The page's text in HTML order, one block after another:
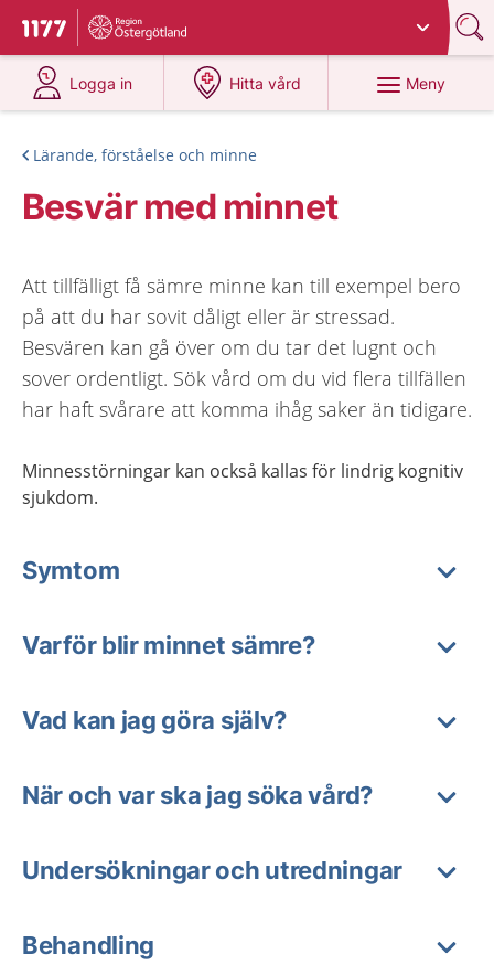
Till startsidan för 1177
Du har valt region
Logga in
på 1177.se
Hitta vård
på 1177.se
Meny
Lärande, förståelse och minne
Besvär med minnet
Att tillfälligt få sämre minne kan till exempel bero
på att du har sovit dåligt eller är stressad.
Besvären kan gå över om du tar det lugnt och
sover ordentligt. Sök vård om du vid flera tillfällen
har haft svårare att komma ihåg saker än tidigare.
Minnesstörningar kan också kallas för lindrig kognitiv
sjukdom.
Symtom
Varför blir minnet sämre?
Vad kan jag göra själv?
När och var ska jag söka vård?
Undersökningar och utredningar
Behandling